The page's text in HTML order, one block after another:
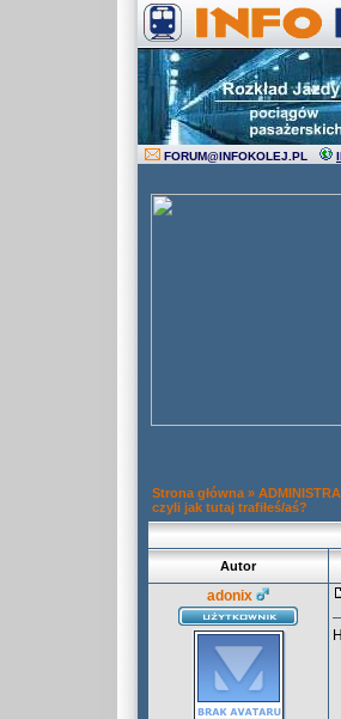
FORUM@INFOKOLEJ.PL
Strona główna »
czyli jak tutaj trafiłeś/aś?
Autor
adonix